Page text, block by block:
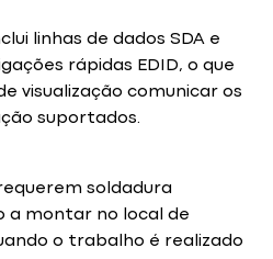
linhas de dados SDA e
rápidas EDID, o que
visualização comunicar os
suportados.
soldadura
montar no local de
o trabalho é realizado